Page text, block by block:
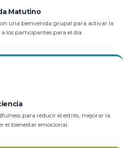
Matutino
una bienvenida grupal para activar la
los participantes para el día.
para reducir el estrés, mejorar la
el bienestar emocional.